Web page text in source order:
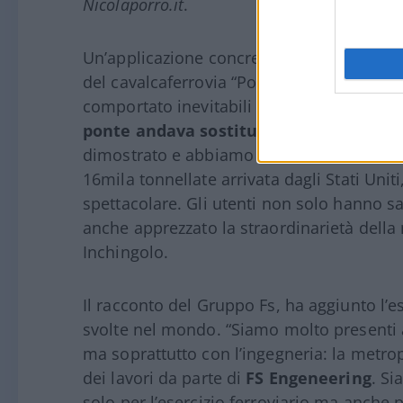
Nicolaporro.it.
Un’applicazione concreta di questa
del cavalcaferrovia “Ponte al Pino” di
comportato inevitabili interruzioni alla
ponte andava sostituito per la
dimostrato e abbiamo raccontato anche
16mila tonnellate arrivata dagli Stati
spettacolare. Gli utenti non solo hanno
anche apprezzato la straordinarietà
Inchingolo.
Il racconto del Gruppo Fs, ha aggiunto
svolte nel mondo. “Siamo molto
ma soprattutto con l’ingegneria: la
dei lavori da parte di FS Engeneering.